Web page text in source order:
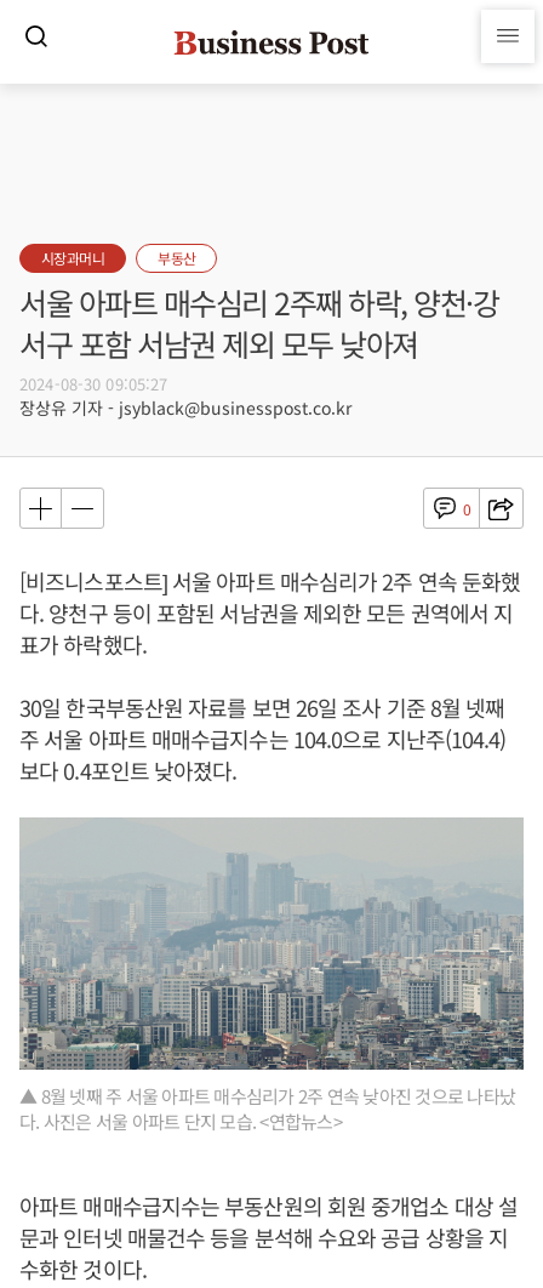
시장과머니 부동산
서울 아파트 매수심리 2주째 하락, 양천·강
서구 포함 서남권 제외 모두 낮아져
2024-08-30 09:05:27
장상유 기자 - jsyblack@businesspost.co.kr
0
[비즈니스포스트] 서울 아파트 매수심리가 2주 연속 둔화했
다. 양천구 등이 포함된 서남권을 제외한 모든 권역에서 지
표가 하락했다.
30일 한국부동산원 자료를 보면 26일 조사 기준 8월 넷째
주 서울 아파트 매매수급지수는 104.0으로 지난주(104.4)
보다 0.4포인트 낮아졌다.
▲ 8월 넷째 주 서울 아파트 매수심리가 2주 연속 낮아진 것으로 나타났
다. 사진은 서울 아파트 단지 모습. <연합뉴스>
아파트 매매수급지수는 부동산원의 회원 중개업소 대상 설
문과 인터넷 매물건수 등을 분석해 수요와 공급 상황을 지
수화한 것이다.